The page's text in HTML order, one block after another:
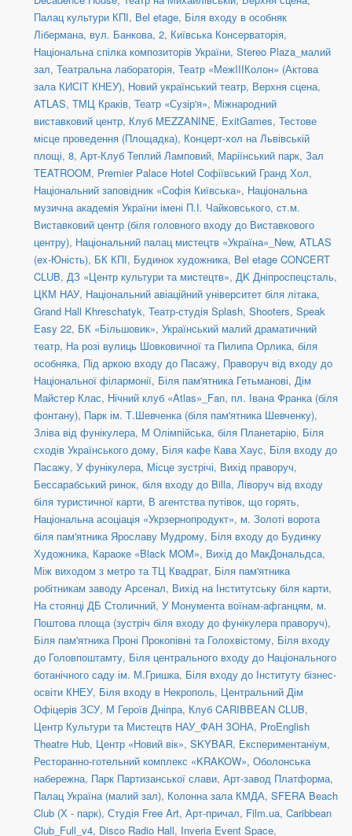
Палац культури КПІ, Bel etage, Біля входу в особняк
Лібермана, вул. Банкова, 2, Київська Консерваторія,
Національна спілка композиторів України, Stereo Plaza_малий
зал, Театральна лабораторія, Театр «МежIIIКолон» (Актова
зала КИСІТ КНЕУ), Новий український театр, Верхня сцена,
ATLAS, ТМЦ Краків, Театр «Сузір'я», Міжнародний
виставковий центр, Клуб MEZZANINE, ExitGames, Тестове
місце проведення (Площадка), Концерт-хол на Львівській
площі, 8, Арт-Клуб Теплий Ламповий, Маріїнський парк, Зал
TEATROOM, Premier Palace Hotel Софіївський Гранд Хол,
Національний заповідник «Софія Київська», Національна
музична академія України імені П.І. Чайковського, ст.м.
Виставковий центр (біля головного входу до Виставкового
центру), Національний палац мистецтв «Україна»_New, ATLAS
(ex-Юність), БК КПІ, Будинок художника, Bel etage CONCERT
CLUB, ДЗ «Центр культури та мистецтв», ДK Дніпроспецсталь,
ЦКМ НАУ, Національний авіаційний університет біля літака,
Grand Hall Khreschatyk, Театр-студія Splash, Shooters, Speak
Easy 22, БК «Більшовик», Український малий драматичний
театр, На розі вулиць Шовковичної та Пилипа Орлика, біля
особняка, Під аркою входу до Пасажу, Праворуч від входу до
Національної філармонії, Біля пам'ятника Гетьманові, Дім
Майстер Клас, Нічний клуб «Atlas»_Fan, пл. Івана Франка (біля
фонтану), Парк ім. Т.Шевченка (біля пам'ятника Шевченку),
Зліва від фунікулера, М Олімпійська, біля Планетарію, Біля
сходів Українського дому, Біля кафе Кава Хаус, Біля входу до
Пасажу, У фунікулера, Місце зустрічі, Вихід праворуч,
Бессарабський ринок, біля входу до Billa, Ліворуч від входу
біля туристичної карти, В агентства путівок, що горять,
Національна асоціація «Укрзернопродукт», м. Золоті ворота
біля пам'ятника Ярославу Мудрому, Біля входу до Будинку
Художника, Караоке «Black MOM», Вихід до МакДональдса,
Між виходом з метро та ТЦ Квадрат, Біля пам'ятника
робітникам заводу Арсенал, Вихід на Інститутську біля карти,
На стоянці ДБ Столичний, У Монумента воїнам-афганцям, м.
Поштова площа (зустріч біля входу до фунікулера праворуч),
Біля пам'ятника Проні Прокопівні та Голохвістому, Біля входу
до Головпоштамту, Біля центрального входу до Національного
ботанічного саду ім. М.Гришка, Біля входу до Інституту бізнес-
освіти КНЕУ, Біля входу в Некрополь, Центральний Дім
Офіцерів ЗСУ, М Героїв Дніпра, Клуб CARIBBEAN CLUB,
Центр Культури та Мистецтв НАУ_ФАН ЗОНА, ProEnglish
Theatre Hub, Центр «Новий вік», SKYBAR, Експериментаніум,
Ресторанно-готельний комплекс «KRAKOW», Оболонська
набережна, Парк Партизанської слави, Арт-завод Платформа,
Палац Україна (малий зал), Колонна зала КМДА, SFERA Beach
Club (Х - парк), Студія Free Art, Арт-причал, Film.ua, Caribbean
Club_Full_v4, Disco Radio Hall, Inveria Event Space,